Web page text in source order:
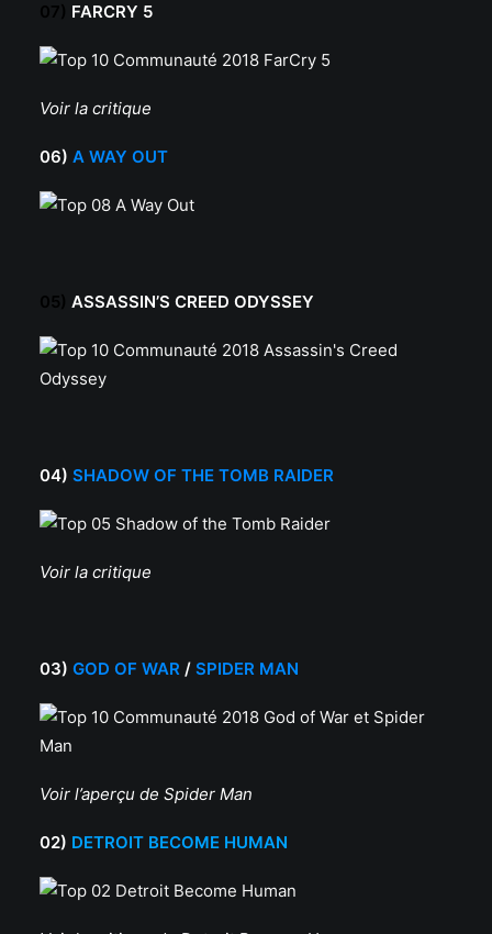
07) FARCRY 5
Voir la critique
06) A WAY OUT
05) ASSASSIN’S CREED ODYSSEY
04) SHADOW OF THE TOMB RAIDER
Voir la critique
03) GOD OF WAR / SPIDER MAN
Voir l’aperçu de Spider Man
02) DETROIT BECOME HUMAN